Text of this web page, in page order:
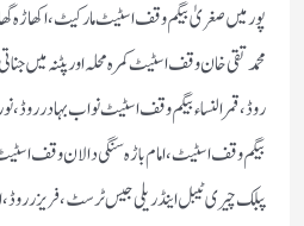
پور میں صغریٰ بیگم وقف اسٹیٹ مارکیٹ ، اکھاڑہ
محمد تقی خان وقف اسٹیٹ کمرہ محلہ اور پٹنہ میں
روڈ ، قمر النساء بیگم وقف اسٹیٹ نواب بہادر روڈ،
بیگم وقف اسٹیٹ ، امام باڑہ سنگی دالان وقف
پبلک چیری ٹیبل اینڈ ریلی جیس ٹرسٹ ، فریزر